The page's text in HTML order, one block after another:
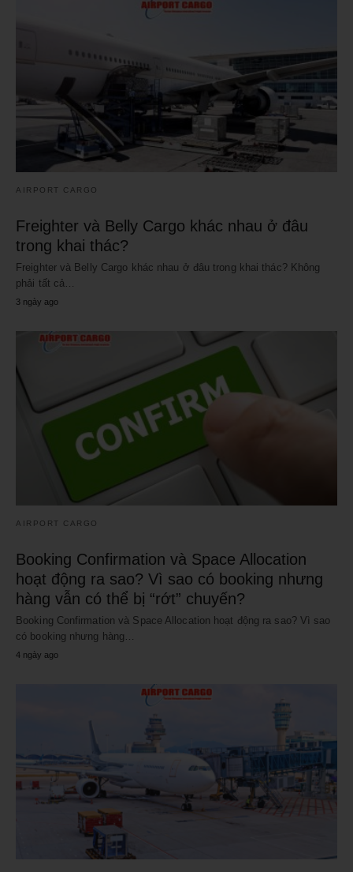
AIRPORT CARGO
Freighter và Belly Cargo khác nhau ở đâu
trong khai thác?
Freighter và Belly Cargo khác nhau ở đâu trong khai thác? Không
phải tất cả…
3 ngày ago
AIRPORT CARGO
Booking Confirmation và Space Allocation
hoạt động ra sao? Vì sao có booking nhưng
hàng vẫn có thể bị “rớt” chuyến?
Booking Confirmation và Space Allocation hoạt động ra sao? Vì sao
có booking nhưng hàng…
4 ngày ago